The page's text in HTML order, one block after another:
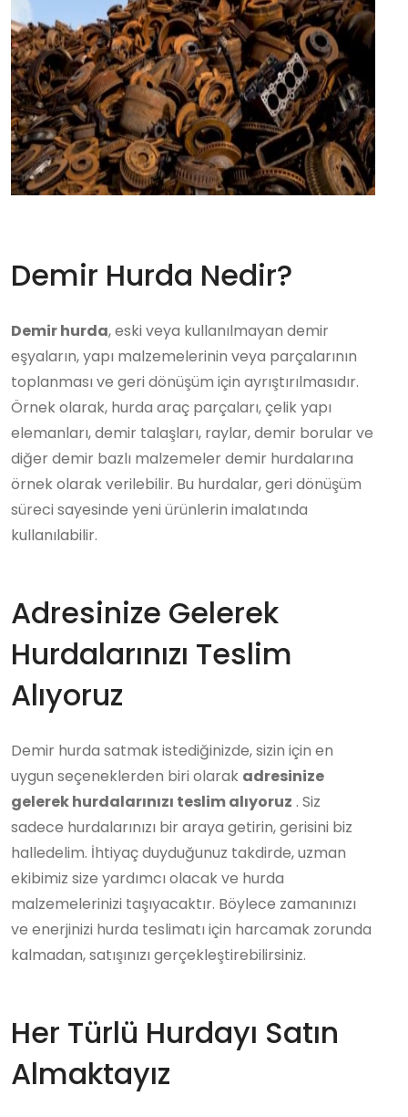
Demir Hurda Nedir?
Demir hurda, eski veya kullanılmayan demir
eşyaların, yapı malzemelerinin veya parçalarının
toplanması ve geri dönüşüm için ayrıştırılmasıdır.
Örnek olarak, hurda araç parçaları, çelik yapı
elemanları, demir talaşları, raylar, demir borular ve
diğer demir bazlı malzemeler demir hurdalarına
örnek olarak verilebilir. Bu hurdalar, geri dönüşüm
süreci sayesinde yeni ürünlerin imalatında
kullanılabilir.
Adresinize Gelerek
Hurdalarınızı Teslim
Alıyoruz
Demir hurda satmak istediğinizde, sizin için en
uygun seçeneklerden biri olarak adresinize
gelerek hurdalarınızı teslim alıyoruz . Siz
sadece hurdalarınızı bir araya getirin, gerisini biz
halledelim. İhtiyaç duyduğunuz takdirde, uzman
ekibimiz size yardımcı olacak ve hurda
malzemelerinizi taşıyacaktır. Böylece zamanınızı
ve enerjinizi hurda teslimatı için harcamak zorunda
kalmadan, satışınızı gerçekleştirebilirsiniz.
Her Türlü Hurdayı Satın
Almaktayız